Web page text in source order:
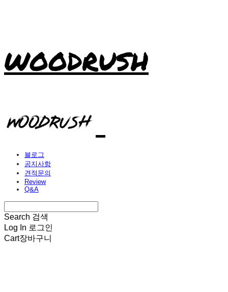
WOODRUSH
블로그
공지사항
견적문의
Review
Q&A
Search 검색
Log In 로그인
Cart장바구니